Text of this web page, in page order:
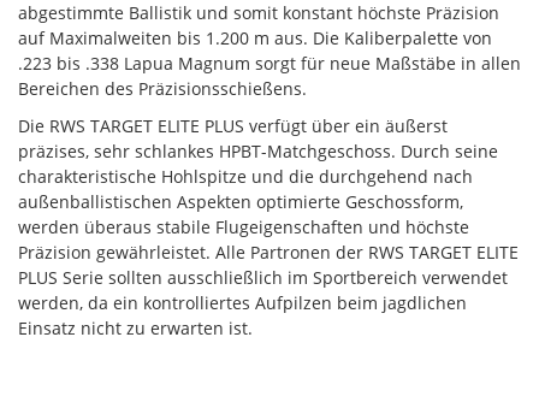
abgestimmte Ballistik und somit konstant höchste Präzision
auf Maximalweiten bis 1.200 m aus. Die Kaliberpalette von
.223 bis .338 Lapua Magnum sorgt für neue Maßstäbe in allen
Bereichen des Präzisionsschießens.
Die RWS TARGET ELITE PLUS verfügt über ein äußerst
präzises, sehr schlankes HPBT-Matchgeschoss. Durch seine
charakteristische Hohlspitze und die durchgehend nach
außenballistischen Aspekten optimierte Geschossform,
werden überaus stabile Flugeigenschaften und höchste
Präzision gewährleistet. Alle Partronen der RWS TARGET ELITE
PLUS Serie sollten ausschließlich im Sportbereich verwendet
werden, da ein kontrolliertes Aufpilzen beim jagdlichen
Einsatz nicht zu erwarten ist.